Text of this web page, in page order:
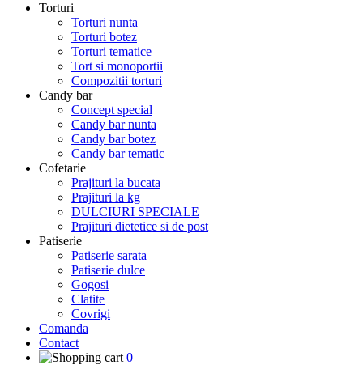
Torturi
Torturi nunta
Torturi botez
Torturi tematice
Tort si monoportii
Compozitii torturi
Candy bar
Concept special
Candy bar nunta
Candy bar botez
Candy bar tematic
Cofetarie
Prajituri la bucata
Prajituri la kg
DULCIURI SPECIALE
Prajituri dietetice si de post
Patiserie
Patiserie sarata
Patiserie dulce
Gogosi
Clatite
Covrigi
Comanda
Contact
0